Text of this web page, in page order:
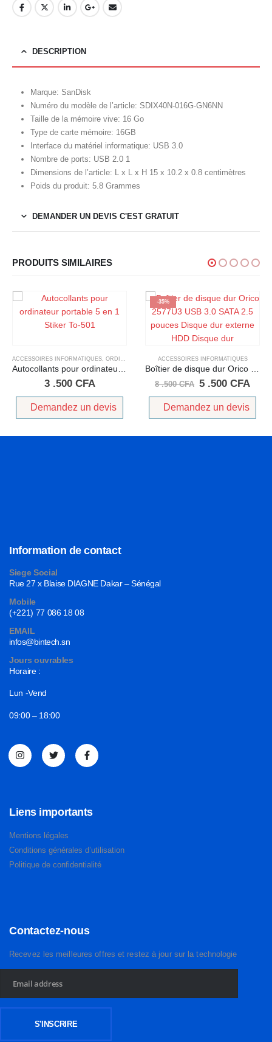
DESCRIPTION
Marque: SanDisk
Numéro du modèle de l’article: SDIX40N-016G-GN6NN
Taille de la mémoire vive: 16 Go
Type de carte mémoire: 16GB
Interface du matériel informatique: USB 3.0
Nombre de ports: USB 2.0 1
Dimensions de l’article: L x L x H 15 x 10.2 x 0.8 centimètres
Poids du produit: 5.8 Grammes
DEMANDER UN DEVIS C'EST GRATUIT
PRODUITS SIMILAIRES
ACCESSOIRES INFORMATIQUES, ORDINATEURS
Autocollants pour ordinateur portable 5 en 1 Stiker To-501
3 .500 CFA
Demandez un devis
-35%
ACCESSOIRES INFORMATIQUES
Boîtier de disque dur Orico 2577U3 USB 3.0 SATA 2.5 pouces Disque dur externe HDD Disque dur
8 .500CFA 5 .500 CFA
Demandez un devis
Information de contact
Siege Social
Rue 27 x Blaise DIAGNE Dakar – Sénégal
Mobile
(+221) 77 086 18 08
EMAIL
infos@bintech.sn
Jours ouvrables
Horaire :
Lun -Vend
09:00 – 18:00
Liens importants
Mentions légales
Conditions générales d’utilisation
Politique de confidentialité
Contactez-nous
Recevez les meilleures offres et restez à jour sur la technologie